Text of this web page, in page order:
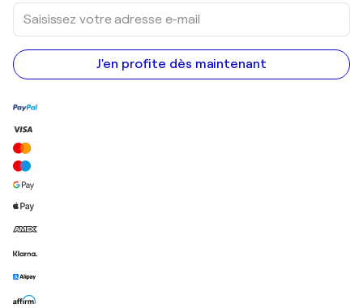
Saisissez
votre
adresse
e-
mail
J'en profite dès maintenant